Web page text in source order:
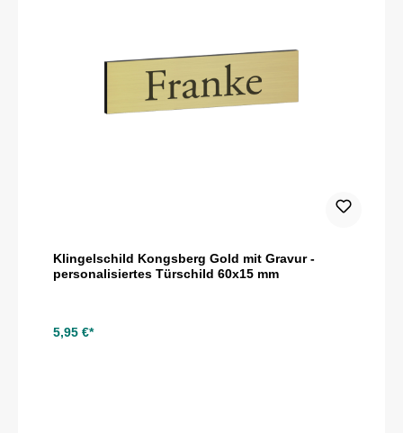
Klingelschild Kongsberg Gold mit Gravur -
personalisiertes Türschild 60x15 mm
5,95 €*